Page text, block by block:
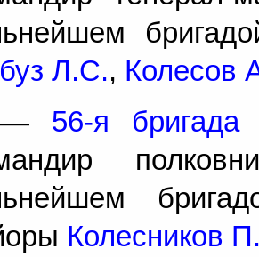
Л.С., Колесов
— 56-я бригада
Колесников